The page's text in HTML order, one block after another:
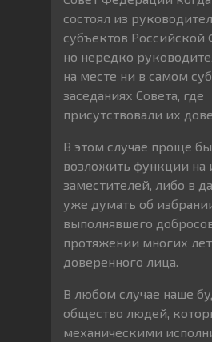
состоял из
субъектов Российской
но нередко
на месте ни в самом
заседаниях Совета, где
присутствовали их
В этом случае проще
возложить функции на
заместителей, либо в
уже думать об
выполнявшего
протяжении многих
доверенного лица.
В любом случае наше
общество людей,
механическими